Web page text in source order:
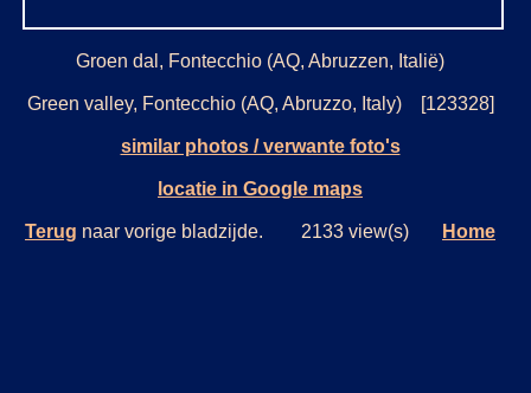
Groen dal, Fontecchio (AQ, Abruzzen, Italië)
Green valley, Fontecchio (AQ, Abruzzo, Italy) [123328]
similar photos / verwante foto's
locatie in Google maps
Terug naar vorige bladzijde. 2133 view(s) Home